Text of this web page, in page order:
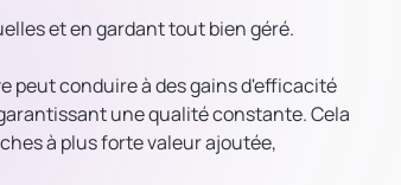
et en gardant tout bien géré.
peut conduire à des gains d'efficacité
une qualité constante. Cela
à plus forte valeur ajoutée,